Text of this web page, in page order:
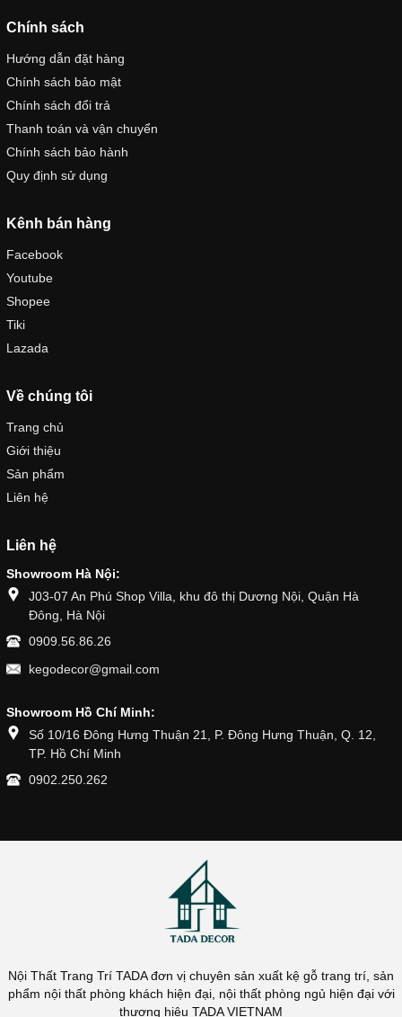
Chính sách
Hướng dẫn đặt hàng
Chính sách bảo mật
Chính sách đổi trả
Thanh toán và vận chuyển
Chính sách bảo hành
Quy định sử dụng
Kênh bán hàng
Facebook
Youtube
Shopee
Tiki
Lazada
Về chúng tôi
Trang chủ
Giới thiệu
Sản phẩm
Liên hệ
Liên hệ
Showroom Hà Nội:
J03-07 An Phú Shop Villa, khu đô thị Dương Nội, Quận Hà
Đông, Hà Nội
0909.56.86.26
kegodecor@gmail.com
Showroom Hồ Chí Minh:
Số 10/16 Đông Hưng Thuận 21, P. Đông Hưng Thuận, Q. 12,
TP. Hồ Chí Minh
0902.250.262
Nội Thất Trang Trí TADA đơn vị chuyên sản xuất kệ gỗ trang trí, sản
phẩm nội thất phòng khách hiện đại, nội thất phòng ngủ hiện đại với
thương hiệu TADA VIETNAM